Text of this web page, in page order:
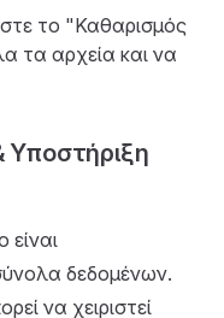
το "Καθαρισμός
τα αρχεία και να
Υποστήριξη
δεδομένων.
να χειριστεί